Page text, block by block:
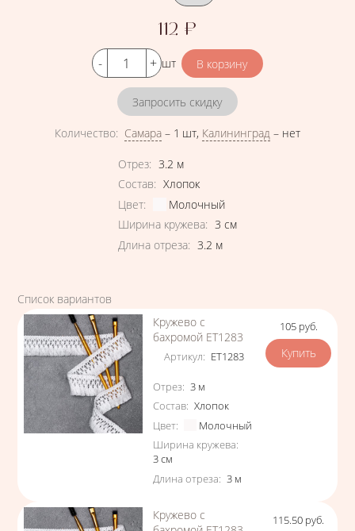
Цена
112 ₽
Кол-во шт
Запросить скидку
Количество: Самара – 1 шт, Калининград – нет
Характеристики
Отрез: 3.2 м
Состав: Хлопок
Цвет:
Молочный
Ширина кружева: 3 см
Длина отреза: 3.2 м
Список вариантов
Кружево с
бахромой ЕТ1283
Артикул: ЕТ1283
Характеристики
Отрез: 3 м
Состав: Хлопок
Цвет:
Молочный
Ширина кружева:
3см
Длина отреза: 3 м
Цена
105 руб.
Кружево с
Цена
115.50 руб.